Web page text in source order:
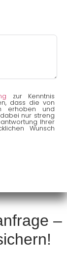
zur Kenntnis
dass die von
erhoben und
nur streng
Ihrer
Wunsch
–